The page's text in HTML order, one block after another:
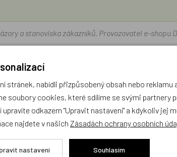
a stanoviska zákazníků. Provozovatel e-
nejsou žádné dotazy. Buďte první, kdo se zeptá!
stránek, nabídli přizpůsobený obsah nebo reklamu
soubory cookies, které sdílíme se svými partnery
odkazem "Upravit nastavení" a kdykoliv jej
najdete v našich Zásadách ochrany osobních
nastavení Souhlasím